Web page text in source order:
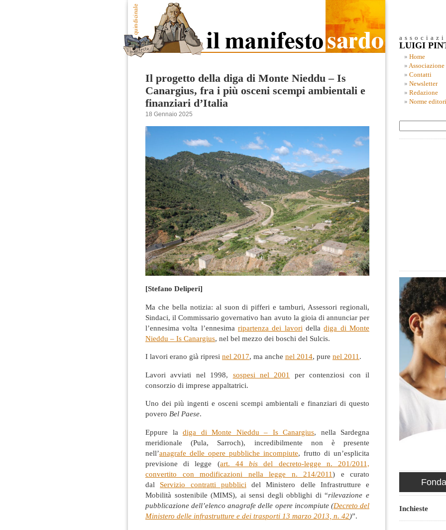
Il progetto della diga di Monte Nieddu – Is
Canargius, fra i più osceni scempi ambientali e
finanziari d’Italia
18 Gennaio 2025
[Stefano Deliperi]
Ma che bella notizia: al suon di pifferi e tamburi, Assessori regionali,
Sindaci, il Commissario governativo han avuto la gioia di annunciar per
l’ennesima volta l’ennesima ripartenza dei lavori delladiga di Monte
Nieddu – Is Canargius, nel bel mezzo dei boschi del Sulcis.
I lavori erano già ripresi nel 2017, ma anche nel 2014, pure nel 2011 .
Lavori avviati nel 1998, sospesi nel 2001
per contenziosi con il
consorzio di imprese appaltatrici.
Uno dei più ingenti e osceni scempi ambientali e finanziari di questo
povero Bel Paese.
Eppure la diga di Monte Nieddu – Is Canargius, nella Sardegna
meridionale (Pula, Sarroch), incredibilmente non è presente
nell’anagrafe delle opere pubbliche incompiute, frutto di un’esplicita
previsione di legge (art. 44bis del decreto-legge n. 201/2011,
convertito con modificazioni nella legge n. 214/2011) e curato
dal Servizio contratti pubblici del Ministero delle Infrastrutture e
Mobilità sostenibile (MIMS), ai sensi degli obblighi di “rilevazione e
pubblicazione dell’elenco anagrafe delle opere incompiute (Decreto del
Ministero delle infrastrutture e dei trasporti 13 marzo 2013, n. 42)”.
LUIGI
Home
Associazione
Contatti
Newsletter
Redazione
Norme
Inchieste